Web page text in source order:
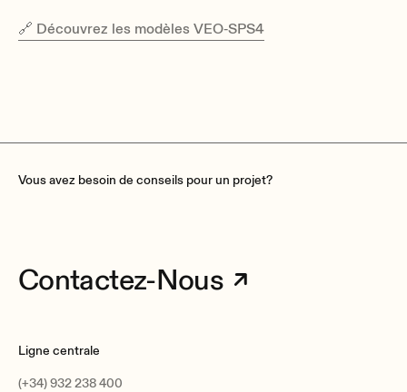
🔗 Découvrez les modèles VEO‑SPS4
Vous avez besoin de conseils pour un projet?
Contactez-Nous
Ligne centrale
(+34) 932 238 400